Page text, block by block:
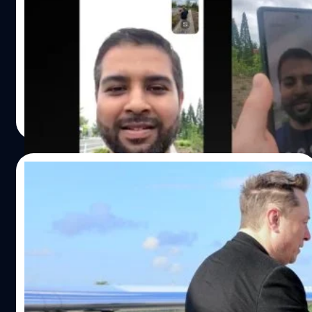
วันอังคารที่ 21 พฤษภาคม (วันพุธในประเทศไทย) สเปซเอ็กซ์
(SpaceX) ได้โพสต์วิดีโอบน X แสดงการทดสอบบริการ Direct
to Cell ด้วยการวิดีโอคอลบน X โดยใช้โทรศัพท์มือถือที่ไม่มี
การปรับแต่งเป็นครั้งแรก พร้อมเผยว่าจะให้บริการแก่ลูกค้า
ของ T-Mobile ในปลายปีนี้
| 806 days ago
Elon Musk เดินทางมาอินโดนีเซียเพื่อเปิดตัว
เช้าวันอาทิตย์ที่ 19 พฤษภาคม ลูฮุต บินซาร์ ปานใจตัน (Luhut
Binsar Pandjaitan) รัฐมนตรีว่าการกระทรวงประสานงาน
กิจการทางทะเลและการลงทุนอินโดนีเซีย เผยผ่านอินสตาแก
รมว่า อีลอน มัสก์ (Elon Musk) ซีอีโอของสเปซเอ็กซ์ (SpaceX)